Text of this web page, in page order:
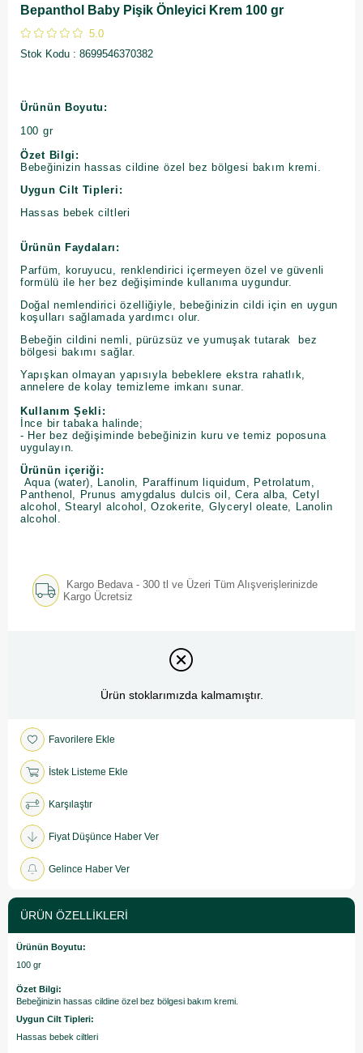
Bepanthol Baby Pişik Önleyici Krem 100 gr
5.0
Stok Kodu
8699546370382
Ürünün Boyutu:
100 gr
Özet Bilgi:
Bebeğinizin hassas cildine özel bez bölgesi bakım kremi.
Uygun Cilt Tipleri:
Hassas bebek ciltleri
Ürünün Faydaları:
Parfüm, koruyucu, renklendirici içermeyen özel ve güvenli
formülü ile her bez değişiminde kullanıma uygundur.
Doğal nemlendirici özelliğiyle, bebeğinizin cildi için en uygun
koşulları sağlamada yardımcı olur.
Bebeğin cildini nemli, pürüzsüz ve yumuşak tutarak bez
bölgesi bakımı sağlar.
Yapışkan olmayan yapısıyla bebeklere ekstra rahatlık,
annelere de kolay temizleme imkanı sunar.
Kullanım Şekli:
İnce bir tabaka halinde;
- Her bez değişiminde bebeğinizin kuru ve temiz poposuna
uygulayın.
Ürünün içeriği:
Aqua (water), Lanolin, Paraffinum liquidum, Petrolatum,
Panthenol, Prunus amygdalus dulcis oil, Cera alba, Cetyl
alcohol, Stearyl alcohol, Ozokerite, Glyceryl oleate, Lanolin
alcohol.
Kargo Bedava - 300 tl ve Üzeri Tüm Alışverişlerinizde
Kargo Ücretsiz
Ürün stoklarımızda kalmamıştır.
Favorilere Ekle
İstek Listeme Ekle
Karşılaştır
Fiyat Düşünce Haber Ver
Gelince Haber Ver
ÜRÜN ÖZELLIKLERI
Ürünün Boyutu:
100 gr
Özet Bilgi:
Bebeğinizin hassas cildine özel bez bölgesi bakım kremi.
Uygun Cilt Tipleri:
Hassas bebek ciltleri